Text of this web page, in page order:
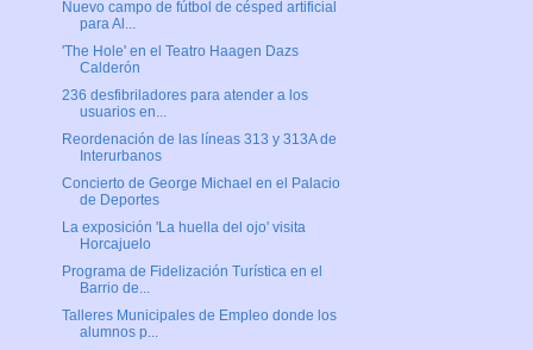
Nuevo campo de fútbol de césped artificial
para Al...
'The Hole' en el Teatro Haagen Dazs
Calderón
236 desfibriladores para atender a los
usuarios en...
Reordenación de las líneas 313 y 313A de
Interurbanos
Concierto de George Michael en el Palacio
de Deportes
La exposición 'La huella del ojo' visita
Horcajuelo
Programa de Fidelización Turística en el
Barrio de...
Talleres Municipales de Empleo donde los
alumnos p...